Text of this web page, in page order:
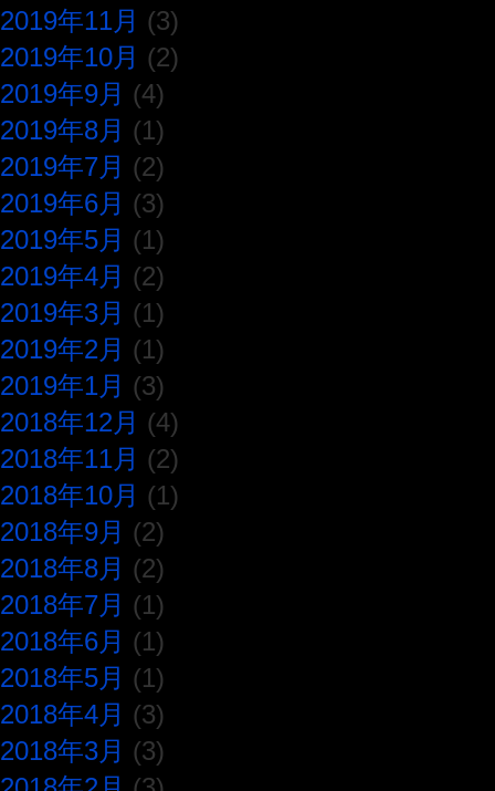
2019年11月 (3)
2019年10月 (2)
2019年9月 (4)
2019年8月 (1)
2019年7月 (2)
2019年6月 (3)
2019年5月 (1)
2019年4月 (2)
2019年3月 (1)
2019年2月 (1)
2019年1月 (3)
2018年12月 (4)
2018年11月 (2)
2018年10月 (1)
2018年9月 (2)
2018年8月 (2)
2018年7月 (1)
2018年6月 (1)
2018年5月 (1)
2018年4月 (3)
2018年3月 (3)